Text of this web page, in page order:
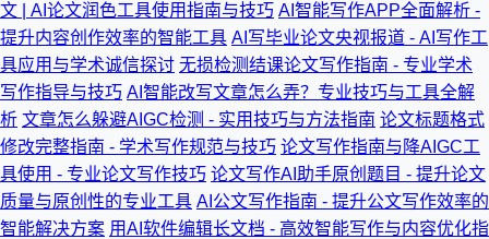
文 | AI论文润色工具使用指南与技巧 AI智能写作APP全面解析 -
提升内容创作效率的智能工具 AI写毕业论文央视报道 - AI写作工
具应用与学术诚信探讨 无损检测结课论文写作指南 - 专业学术
写作指导与技巧 AI智能改写文章怎么弄？专业技巧与工具全解
析 文章怎么躲避AIGC检测 - 实用技巧与方法指南 论文标题格式
修改完整指南 - 学术写作规范与技巧 论文写作指南与降AIGC工
具使用 - 专业论文写作技巧 论文写作AI助手原创题目 - 提升论文
质量与原创性的专业工具 AI公文写作指南 - 提升公文写作效率的
智能解决方案 用AI软件编辑长文档 - 高效智能写作与内容优化指